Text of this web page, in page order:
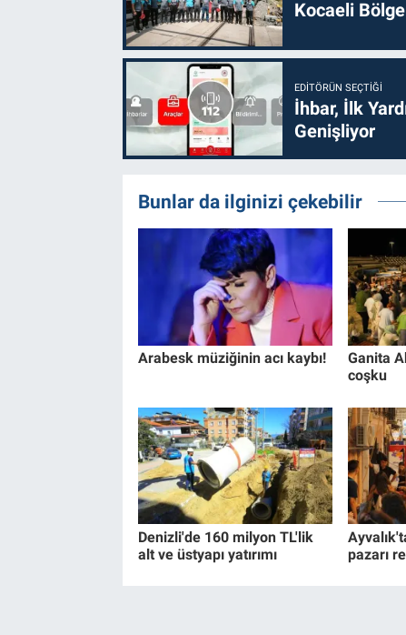
Kocaeli
EDITÖRÜN SEÇTIĞI
İhbar, İlk
Genişliyor
Bunlar da ilginizi çekebilir
Arabesk müziğinin acı kaybı!
Ganita
coşku
Denizli'de 160 milyon TL'lik
alt ve üstyapı yatırımı
pazarı